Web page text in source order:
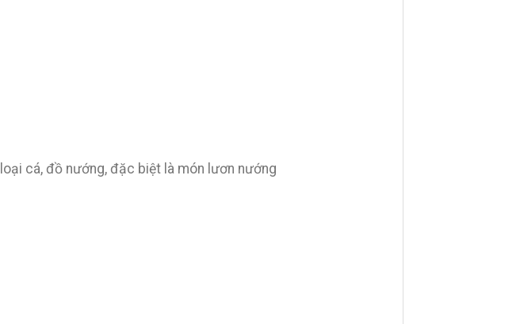
cá, đồ nướng, đặc biệt là món lươn nướng